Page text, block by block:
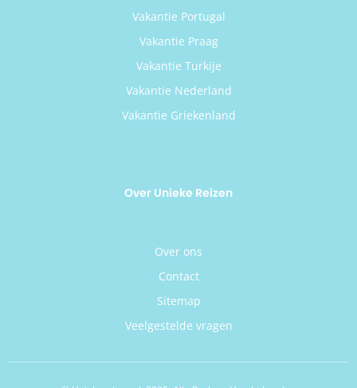
Vakantie Portugal
Vakantie Praag
Vakantie Turkije
Vakantie Nederland
Vakantie Griekenland
Over Unieke Reizen
Over ons
Contact
Sitemap
Veelgestelde vragen